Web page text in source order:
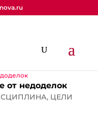
от недоделок
, ЦЕЛИ